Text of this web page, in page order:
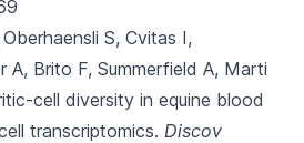
S, Cvitas I,
A, Brito F, Summerfield A, Marti
cell diversity in equine blood
transcriptomics. Discov